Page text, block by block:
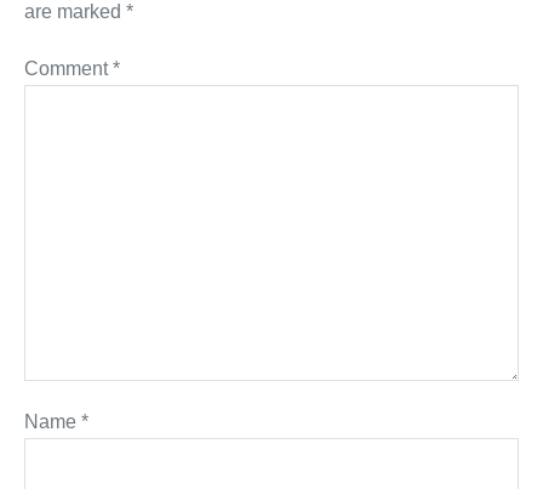
are marked *
Comment*
Name *